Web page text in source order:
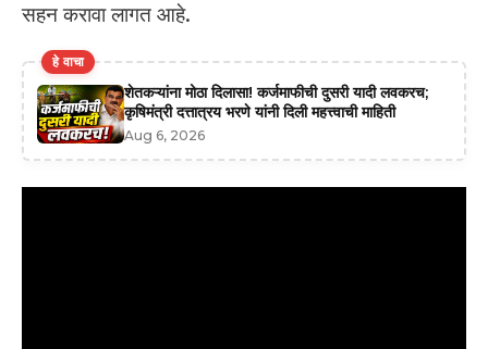
सहन करावा लागत आहे.
हे वाचा
शेतकऱ्यांना मोठा दिलासा! कर्जमाफीची दुसरी यादी लवकरच;
कृषिमंत्री दत्तात्रय भरणे यांनी दिली महत्त्वाची माहिती
Aug 6, 2026